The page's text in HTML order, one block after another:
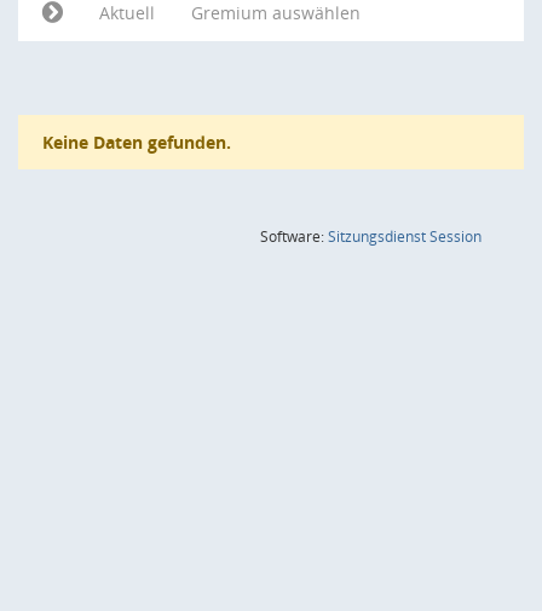
Aktuell
Gremium auswählen
Keine Daten gefunden.
Software:SitzungsdienstSession(Wird in